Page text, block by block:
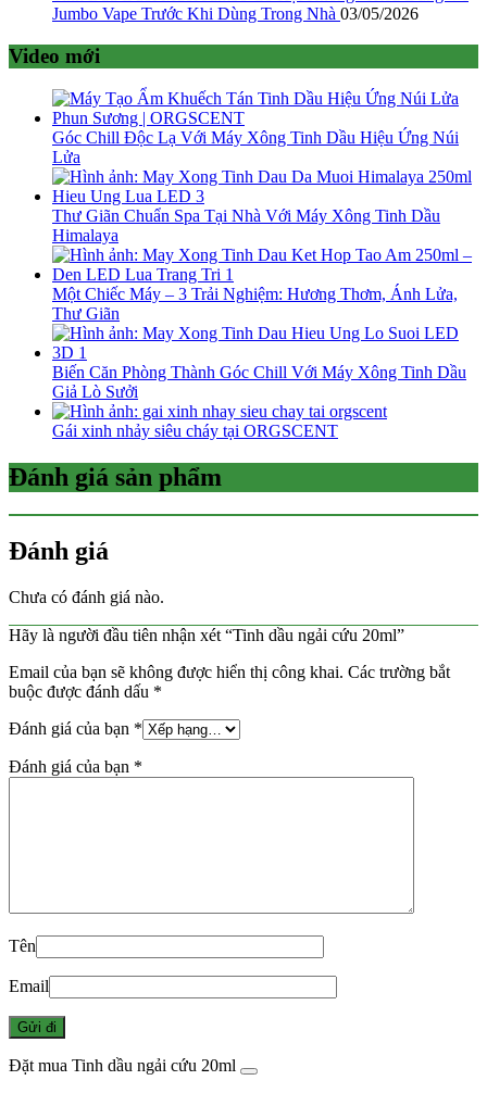
Jumbo Vape Trước Khi Dùng Trong Nhà 03/05/2026
Video mới
Góc Chill Độc Lạ Với Máy Xông Tinh Dầu Hiệu Ứng Núi
Lửa
Thư Giãn Chuẩn Spa Tại Nhà Với Máy Xông Tinh Dầu
Himalaya
Một Chiếc Máy – 3 Trải Nghiệm: Hương Thơm, Ánh Lửa,
Thư Giãn
Biến Căn Phòng Thành Góc Chill Với Máy Xông Tinh Dầu
Giả Lò Sưởi
Gái xinh nhảy siêu cháy tại ORGSCENT
Đánh giá sản phẩm
Đánh giá
Chưa có đánh giá nào.
Hãy là người đầu tiên nhận xét “Tinh dầu ngải cứu 20ml”
Email của bạn sẽ không được hiển thị công khai. Các trường bắt
buộc được đánh dấu *
Đánh giá của bạn *
Đánh giá của bạn *
Tên
Email
Đặt mua Tinh dầu ngải cứu 20ml